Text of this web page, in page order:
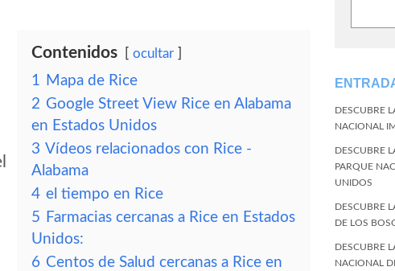
Contenidos ocultar
1 Mapa de Rice
2 Google Street View Rice en Alabama
en Estados Unidos
3 Vídeos relacionados con Rice -
Alabama
4 el tiempo en Rice
5 Farmacias cercanas a Rice en Estados
Unidos:
6 Centos de Salud cercanas a Rice en
DESCUBRE
NACIONAL
DESCUBRE
PARQUE
UNIDOS
DESCUBRE
DE LOS
DESCUBRE
NACIONAL